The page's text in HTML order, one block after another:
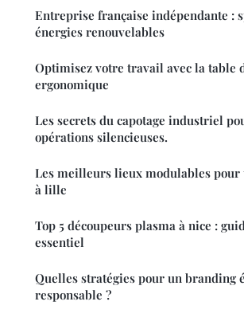
Entreprise française indépendante :
énergies renouvelables
Optimisez votre travail avec la table
ergonomique
Les secrets du capotage industriel
opérations silencieuses.
Les meilleurs lieux modulables pour
à lille
Top 5 découpeurs plasma à nice :
essentiel
Quelles stratégies pour un branding
responsable ?